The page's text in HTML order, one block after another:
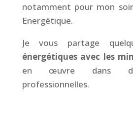
notamment pour mon
Energétique.
Je vous partage
énergétiques avec les
en œuvre dans
professionnelles.